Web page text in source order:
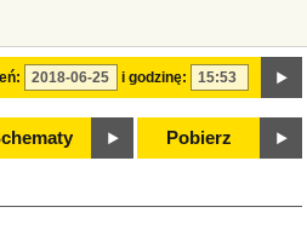
i godzinę:
Pobierz